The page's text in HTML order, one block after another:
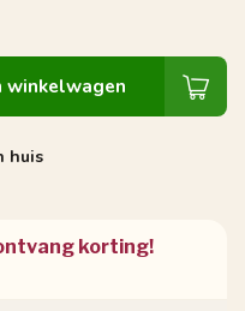
winkelwagen
huis
korting!